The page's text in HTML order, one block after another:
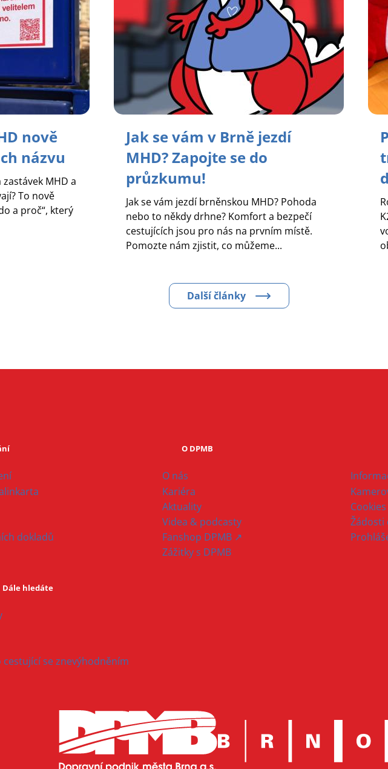
nově
názvu
MHD a
To nově
a proč“, který
Jak se vám v Brně jezdí
MHD? Zapojte se do
průzkumu!
Jak se vám jezdí brněnskou MHD? Pohoda
nebo to někdy drhne? Komfort a bezpečí
cestujících jsou pro nás na prvním místě.
Pomozte nám zjistit, co můžeme...
Další články
dokladů
O DPMB
O nás
Kariéra
Aktuality
Videa & podcasty
Fanshop DPMB ↗
Zážitky s DPMB
Cookies
Žádosti
Dále hledáte
se znevýhodněním